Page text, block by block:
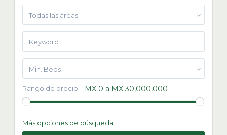
Todas las áreas
Min. Beds
Rango de precio: MX 0 a MX 30,000,000
Más opciones de búsqueda